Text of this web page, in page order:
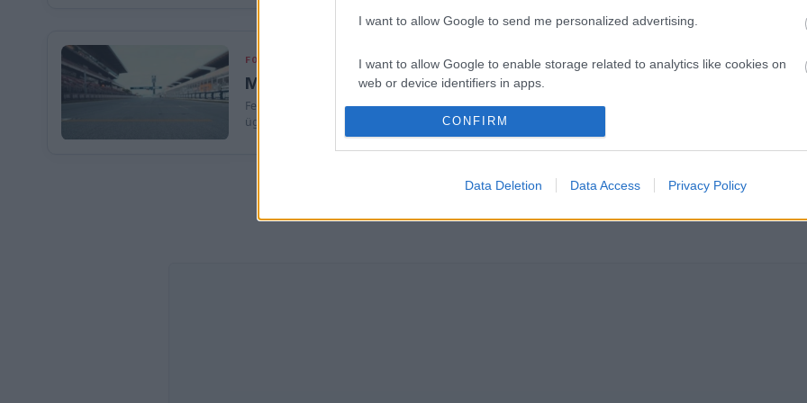
I want to allow Google to send me personalized advertising.
I want to allow Google to enable storage related to analytics like cookies on
web or device identifiers in apps.
I want to allow Google to enable storage related to functionality of the website
or app.
I want to allow Google to enable storage related to personalization.
I want to allow Google to enable storage related to security, including
CONFIRM
Data Deletion Data Access Privacy Policy
FORMA-1 336 N
Massa háborúja: Október végén dől el, átírják-e az F1 történelmét
Felipe Massa megerősítette, hogy október végén egy négynapos londoni meghallgatás dönt a Crashgate-
ügyben.